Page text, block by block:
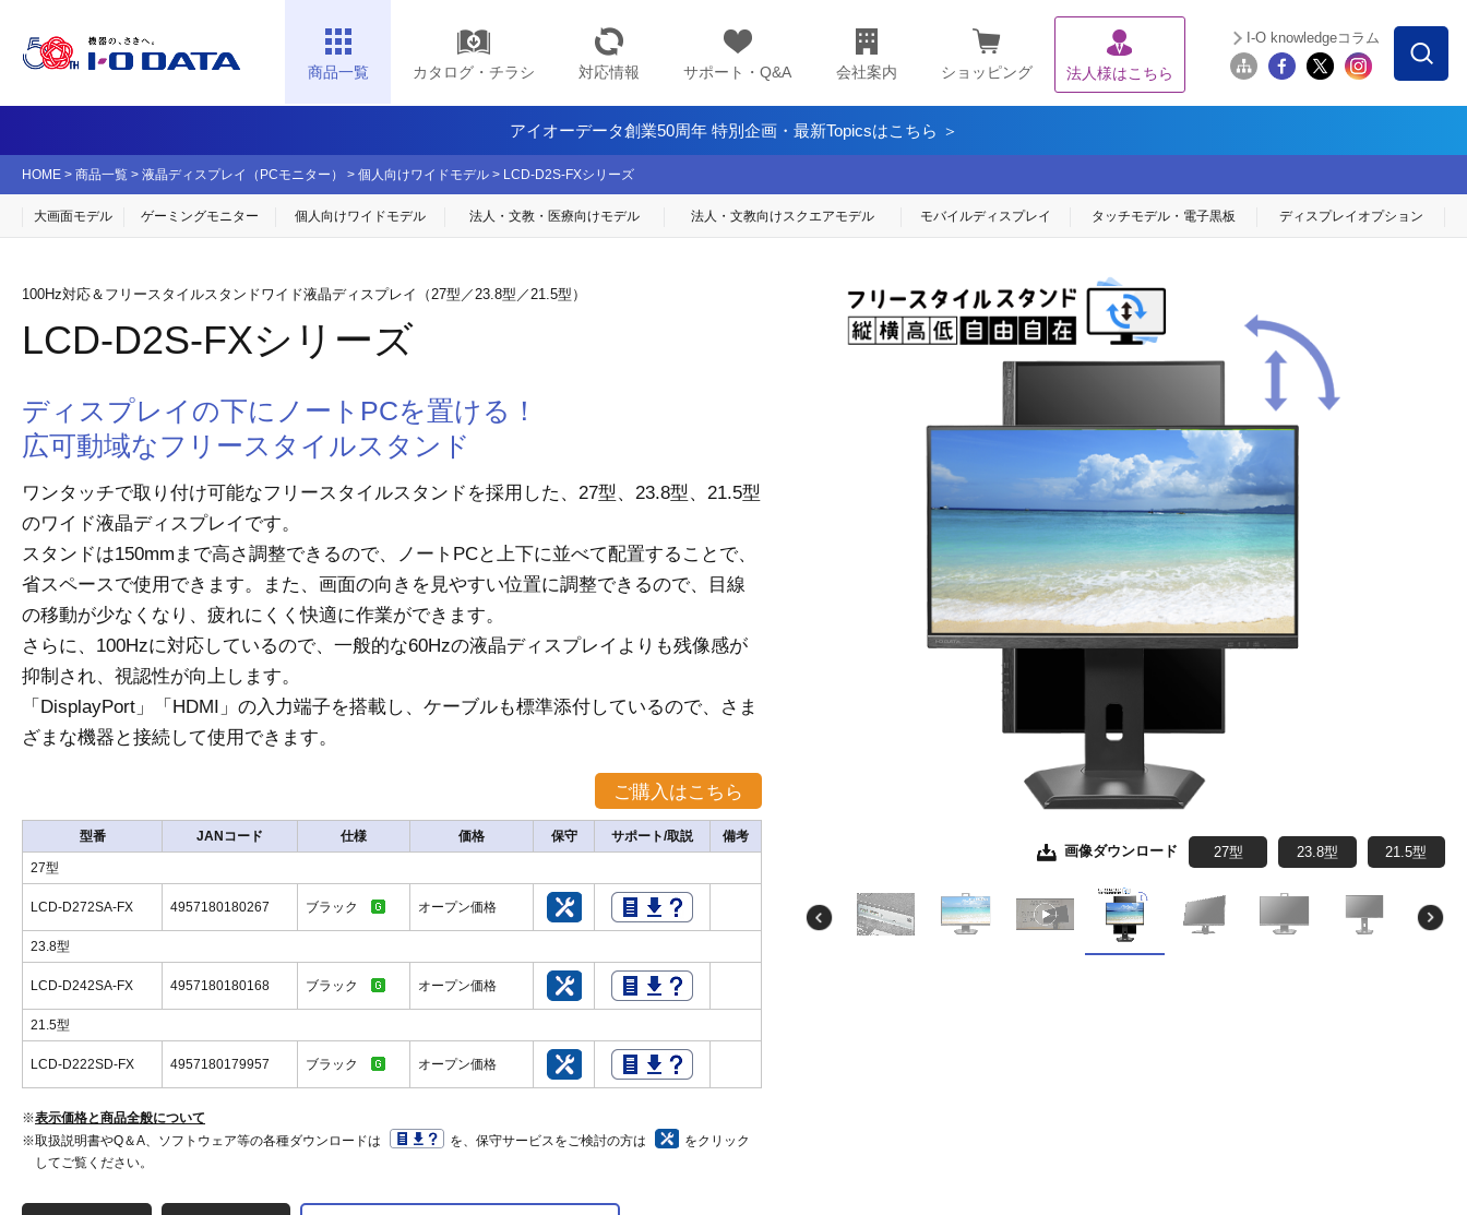
商品一覧 カタログ・チラシ 対応情報 サポート・Q&A 会社案内 ショッピング 法人様はこちら
I-O knowledgeコラム
アイオーデータ創業50周年 特別企画・最新Topicsはこちら ＞
HOME > 商品一覧 > 液晶ディスプレイ（PCモニター） > 個人向けワイドモデル > LCD-D2S-FXシリーズ
大画面モデル ゲーミングモニター 個人向けワイドモデル 法人・文教・医療向けモデル 法人・文教向けスクエアモデル モバイルディスプレイ タッチモデル・ 電子黒板 ディスプレイ オプション
100Hz対応＆フリースタイルスタンドワイド液晶ディスプレイ（27型／23.8型／21.5型）
LCD-D2S-FXシリーズ
画像ダウンロード 27型 23.8型 21.5型
画像ダウンロード 27型 23.8型 21.5型
画像ダウンロード 27型 23.8型 21.5型
画像ダウンロード 27型 23.8型 21.5型
画像ダウンロード 27型 23.8型 21.5型
画像ダウンロード 27型 23.8型 21.5型
画像ダウンロード 27型 23.8型 21.5型
画像ダウンロード 27型 23.8型 21.5型
ディスプレイの下にノートPCを置ける！
広可動域なフリースタイルスタンド
ワンタッチで取り付け可能なフリースタイルスタンドを採用した、27型、23.8型、21.5型
のワイド液晶ディスプレイです。
スタンドは150mmまで高さ調整できるので、ノートPCと上下に並べて配置することで、
省スペースで使用できます。また、画面の向きを見やすい位置に調整できるので、目線
の移動が少なくなり、疲れにくく快適に作業ができます。
さらに、100Hzに対応しているので、一般的な60Hzの液晶ディスプレイよりも残像感が
抑制され、視認性が向上します。
「DisplayPort」「HDMI」の入力端子を搭載し、ケーブルも標準添付しているので、さま
ざまな機器と接続して使用できます。
型番 JANコード 仕様 価格 保守 サポート/取説 備考
27型
LCD-D272SA-FX 4957180180267 ブラック オープン価格
23.8型
LCD-D242SA-FX 4957180180168 ブラック オープン価格
21.5型
LCD-D222SD-FX 4957180179957 ブラック オープン価格
※表示価格と商品全般について
※取扱説明書やQ＆A、ソフトウェア等の各種ダウンロードは
を、保守サービスをご検討の方は
をクリック
してご覧ください。